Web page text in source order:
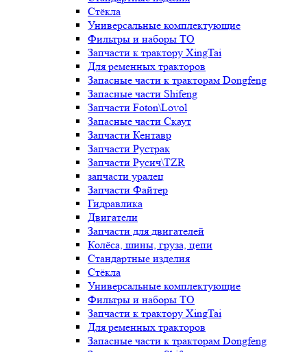
Стёкла
Универсальные комплектующие
Фильтры и наборы ТО
Запчасти к трактору XingTai
Для ременных тракторов
Запасные части к тракторам Dongfeng
Запасные части Shifeng
Запчасти Foton\Lovol
Запасные части Скаут
Запчасти Кентавр
Запчасти Рустрак
Запчасти Русич\TZR
запчасти уралец
Запчасти Файтер
Гидравлика
Двигатели
Запчасти для двигателей
Колёса, шины, груза, цепи
Стандартные изделия
Стёкла
Универсальные комплектующие
Фильтры и наборы ТО
Запчасти к трактору XingTai
Для ременных тракторов
Запасные части к тракторам Dongfeng